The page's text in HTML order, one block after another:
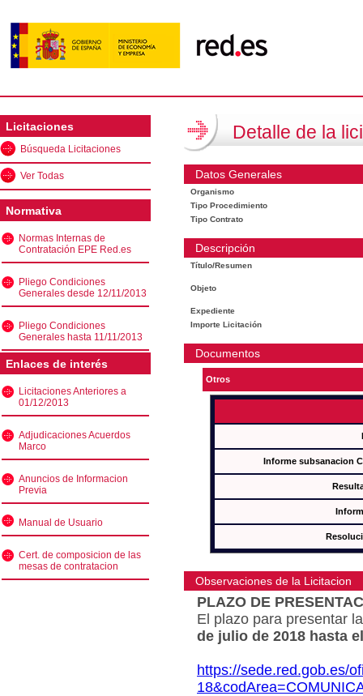
Licitaciones
Búsqueda Licitaciones
Ver Todas
Normativa
Normas Internas de
Contratación EPE Red.es
Pliego Condiciones
Generales desde 12/11/2013
Pliego Condiciones
Generales hasta 11/11/2013
Enlaces de interés
Licitaciones Anteriores a
01/12/2013
Adjudicaciones Acuerdos
Marco
Anuncios de Informacion
Previa
Manual de Usuario
Cert. de composicion de las
mesas de contratacion
Detalle de la
Datos Generales
Organismo
Tipo Procedimiento
Tipo Contrato
Descripción
Título/Resumen
Objeto
Expediente
Importe Licitación
Documentos
Otros
Informe subsanacion
Observaciones de la Licitacion
PLAZO DE
El plazo para presentar
de julio de 2018 hasta
https://sede.red.gob.es/